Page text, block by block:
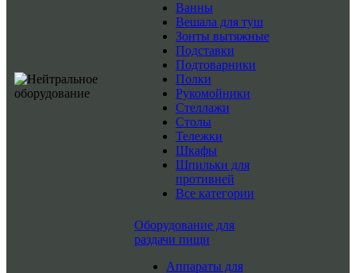
Ванны
Вешала для туш
Зонты вытяжные
Подставки
Подтоварники
Полки
Рукомойники
Стеллажи
Столы
Тележки
Шкафы
Шпильки для
противней
Все категории
Оборудование для
раздачи пищи
Аппараты для